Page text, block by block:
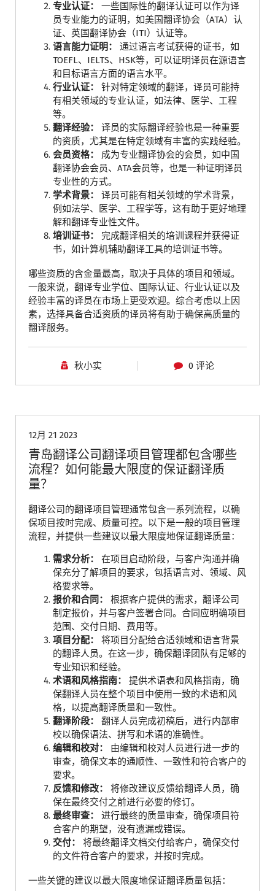
专业认证：
一些国际性的翻译认证可以作为译
员专业能力的证明，如美国翻译协会（ATA）认
证、英国翻译协会（ITI）认证等。
语言能力证明：
通过语言考试获得的证书，如
TOEFL、IELTS、HSK等，可以证明译员在源语言
和目标语言方面的语言水平。
行业认证：
针对特定领域的翻译，译员可能持
有相关领域的专业认证，如法律、医学、工程
等。
翻译经验：
译员的实际翻译经验也是一种重要
的资质，尤其是在特定领域有丰富的实践经验。
会员资格：
成为专业翻译协会的会员，如中国
翻译协会会员、ATA会员等，也是一种证明译员
专业性的方式。
学术背景：
译员可能有相关领域的学术背景，
例如法学、医学、工程学等，这有助于更好地理
解和翻译专业性文件。
培训证书：
完成翻译相关的培训课程并获得证
书，如计算机辅助翻译工具的培训证书等。
哪些资质的含金量最高，取决于具体的项目和领域。
一般来说，翻译专业学位、国际认证、行业认证以及
经验丰富的译员在市场上更受欢迎。综合考虑以上因
素，选择具备合适资质的译员将有助于确保高质量的
翻译服务。
秋小实 0 评论
12月 21 2023
青岛翻译公司翻译项目管理都包含哪些
流程？如何能最大限度的保证翻译质
量？
翻译公司的翻译项目管理通常包含一系列流程，以确
保项目按时完成、质量可控。以下是一般的项目管理
流程，并提供一些建议以最大限度地保证翻译质量：
需求分析：
在项目启动阶段，与客户沟通并确
保充分了解项目的要求，包括语言对、领域、风
格要求等。
报价和合同：
根据客户提供的需求，翻译公司
制定报价，并与客户签署合同。合同应明确项目
范围、交付日期、费用等。
项目分配：
将项目分配给合适领域和语言背景
的翻译人员。在这一步，确保翻译团队有足够的
专业知识和经验。
术语和风格指南：
提供术语表和风格指南，确
保翻译人员在整个项目中使用一致的术语和风
格，以提高翻译质量和一致性。
翻译阶段：
翻译人员完成初稿后，进行内部审
校以确保语法、拼写和术语的准确性。
编辑和校对：
由编辑和校对人员进行进一步的
审查，确保文本的通顺性、一致性和符合客户的
要求。
反馈和修改：
将修改建议反馈给翻译人员，确
保在最终交付之前进行必要的修订。
最终审查：
进行最终的质量审查，确保项目符
合客户的期望，没有遗漏或错误。
交付：
将最终翻译文档交付给客户，确保交付
的文件符合客户的要求，并按时完成。
一些关键的建议以最大限度地保证翻译质量包括：